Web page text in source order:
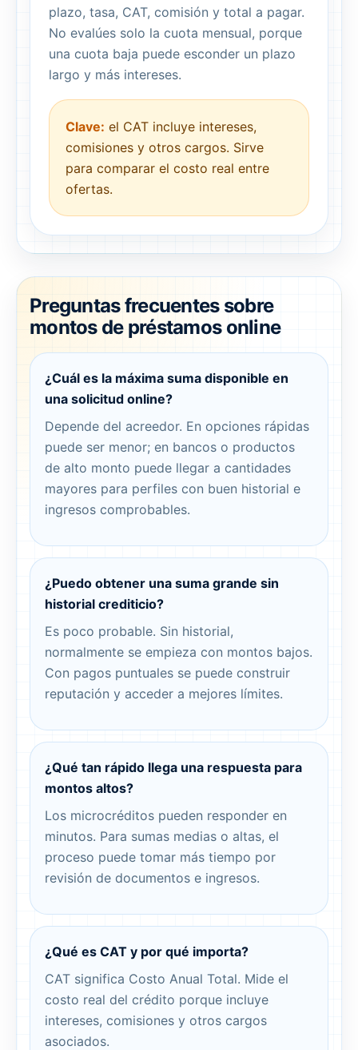
plazo, tasa, CAT, comisión y total a pagar.
No evalúes solo la cuota mensual, porque
una cuota baja puede esconder un plazo
largo y más intereses.
Clave: el CAT incluye intereses,
comisiones y otros cargos. Sirve
para comparar el costo real entre
ofertas.
Preguntas frecuentes sobre
montos de préstamos online
¿Cuál es la máxima suma disponible en
una solicitud online?
Depende del acreedor. En opciones rápidas
puede ser menor; en bancos o productos
de alto monto puede llegar a cantidades
mayores para perfiles con buen historial e
ingresos comprobables.
¿Puedo obtener una suma grande sin
historial crediticio?
Es poco probable. Sin historial,
normalmente se empieza con montos bajos.
Con pagos puntuales se puede construir
reputación y acceder a mejores límites.
¿Qué tan rápido llega una respuesta para
montos altos?
Los microcréditos pueden responder en
minutos. Para sumas medias o altas, el
proceso puede tomar más tiempo por
revisión de documentos e ingresos.
¿Qué es CAT y por qué importa?
CAT significa Costo Anual Total. Mide el
costo real del crédito porque incluye
intereses, comisiones y otros cargos
asociados.